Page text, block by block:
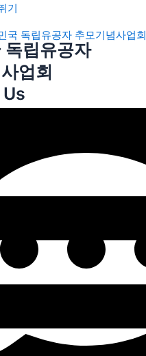
기
국 독립유공자 추모기념사업회
독립유공자
업회